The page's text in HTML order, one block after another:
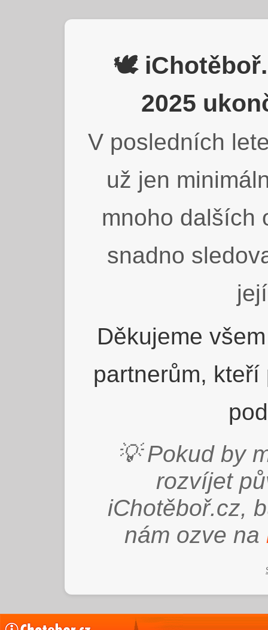
🕊️
2025
V posledních
už jen
mnoho dalších
snadno
Děkujeme
partnerům,
💡 Pokud by
rozvíjet
iChotěboř.cz,
nám ozve na